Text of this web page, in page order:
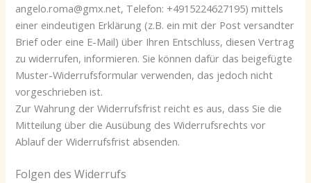
angelo.roma@gmx.net, Telefon: +4915224627195) mittels
einer eindeutigen Erklärung (z.B. ein mit der Post versandter
Brief oder eine E-Mail) über Ihren Entschluss, diesen Vertrag
zu widerrufen, informieren. Sie können dafür das beigefügte
Muster-Widerrufsformular verwenden, das jedoch nicht
vorgeschrieben ist.
Zur Wahrung der Widerrufsfrist reicht es aus, dass Sie die
Mitteilung über die Ausübung des Widerrufsrechts vor
Ablauf der Widerrufsfrist absenden.
Folgen des Widerrufs